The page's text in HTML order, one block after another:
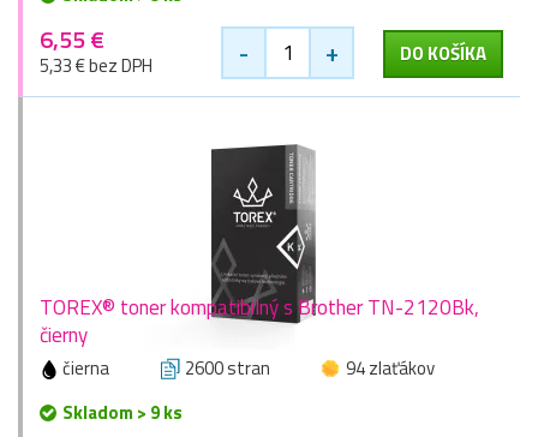
6,55 €
5,33 € bez DPH - + DO KOŠÍKA
TOREX® toner kompatibilný s Brother TN-2120Bk,
čierny
čierna 2600 stran
94 zlaťákov
Skladom > 9 ks